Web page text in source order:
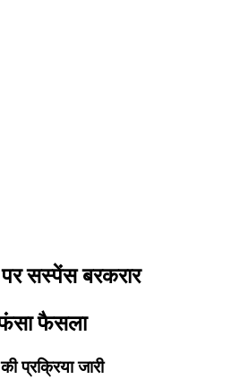
सस्पेंस बरकरार
फैसला
प्रक्रिया जारी